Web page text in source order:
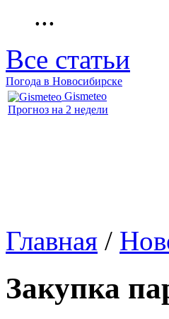
...
Все статьи
Погода в Новосибирске
Gismeteo
Прогноз на 2 недели
Главная /
Закупка